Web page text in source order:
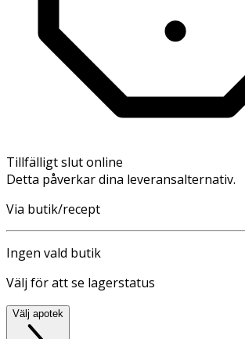
Tillfälligt slut online
Detta påverkar dina leveransalternativ.
Via butik/recept
Ingen vald butik
Välj för att se lagerstatus
Välj apotek